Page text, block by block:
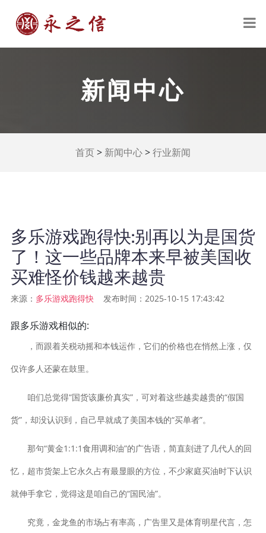
新闻中心
首页 > 新闻中心 > 行业新闻
多乐游戏跑得快:别再以为是国货
了！这一些品牌本来早被美国收
买难怪价钱越来越贵
来源： 多乐游戏跑得快发布时间：2025-10-15 17:43:42
跟多乐游戏相似的:
，而跟着关税动摇和本钱运作，它们的价格也在悄然上涨，仅
仅许多人还蒙在鼓里。
咱们总觉得“国货该廉价真实”，可对着这些越卖越贵的“假国
货”，却没认识到，自己早就成了美国本钱的“买单者”。
那句“黄金1:1:1食用调和油”的广告语，简直刻进了几代人的回
忆，超市货架上它永久占有最显眼的方位，不少家庭买油时下认识
就伸手拿它，觉得这是咱自己的“国民油”。
究竟，金龙鱼的市场占有率高，广告里又是体育明星代言，怎